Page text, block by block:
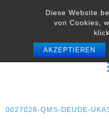
Diese Website
von Cookies,
AKZEPTIEREN
0027028-QMS-DEUDE-